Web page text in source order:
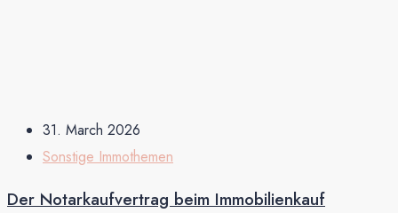
31. March 2026
Sonstige Immothemen
Der Notarkaufvertrag beim Immobilienkauf